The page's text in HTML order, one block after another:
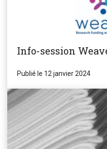
Info-session
Publié le 12 janvier 2024